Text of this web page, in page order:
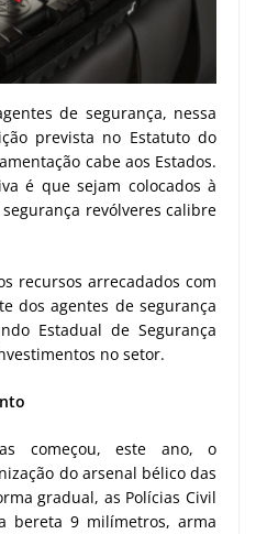
de segurança, nessa
prevista no Estatuto do
cabe aos Estados.
é que sejam colocados à
revólveres calibre
recursos arrecadados com
dos agentes de segurança
Estadual de Segurança
no setor.
começou, este ano, o
do arsenal bélico das
gradual, as Polícias Civil
bereta 9 milímetros, arma